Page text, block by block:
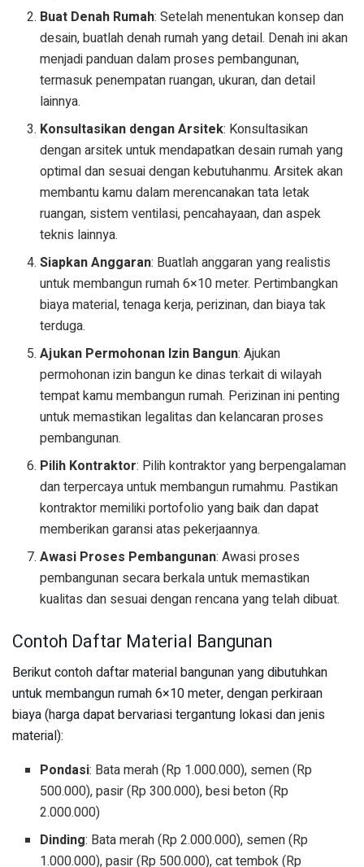
Buat Denah Rumah: Setelah menentukan konsep dan
desain, buatlah denah rumah yang detail. Denah ini akan
menjadi panduan dalam proses pembangunan,
termasuk penempatan ruangan, ukuran, dan detail
lainnya.
Konsultasikan dengan Arsitek: Konsultasikan
dengan arsitek untuk mendapatkan desain rumah yang
optimal dan sesuai dengan kebutuhanmu. Arsitek akan
membantu kamu dalam merencanakan tata letak
ruangan, sistem ventilasi, pencahayaan, dan aspek
teknis lainnya.
Siapkan Anggaran: Buatlah anggaran yang realistis
untuk membangun rumah 6×10 meter. Pertimbangkan
biaya material, tenaga kerja, perizinan, dan biaya tak
terduga.
Ajukan Permohonan Izin Bangun: Ajukan
permohonan izin bangun ke dinas terkait di wilayah
tempat kamu membangun rumah. Perizinan ini penting
untuk memastikan legalitas dan kelancaran proses
pembangunan.
Pilih Kontraktor: Pilih kontraktor yang berpengalaman
dan terpercaya untuk membangun rumahmu. Pastikan
kontraktor memiliki portofolio yang baik dan dapat
memberikan garansi atas pekerjaannya.
Awasi Proses Pembangunan: Awasi proses
pembangunan secara berkala untuk memastikan
kualitas dan sesuai dengan rencana yang telah dibuat.
Contoh Daftar Material Bangunan
Berikut contoh daftar material bangunan yang dibutuhkan
untuk membangun rumah 6×10 meter, dengan perkiraan
biaya (harga dapat bervariasi tergantung lokasi dan jenis
material):
Pondasi: Bata merah (Rp 1.000.000), semen (Rp
500.000), pasir (Rp 300.000), besi beton (Rp
2.000.000)
Dinding: Bata merah (Rp 2.000.000), semen (Rp
1.000.000), pasir (Rp 500.000), cat tembok (Rp